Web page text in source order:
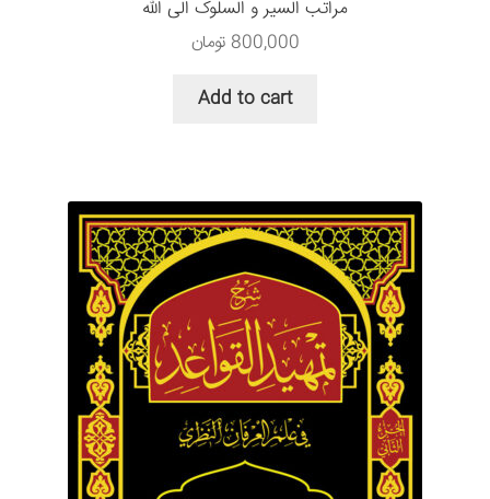
مراتب السیر و السلوک الی الله
800,000 تومان
Add to cart